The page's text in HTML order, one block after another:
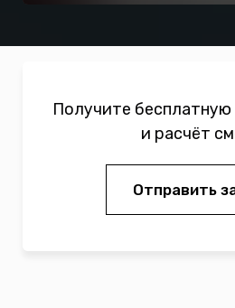
Получите
и расчёт
Отправить